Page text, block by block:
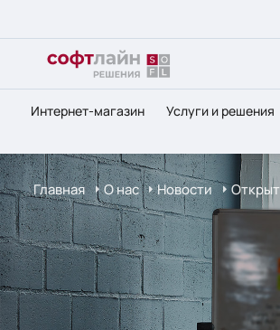
Интернет-магазин Услуги и решения
Главная О нас Новости